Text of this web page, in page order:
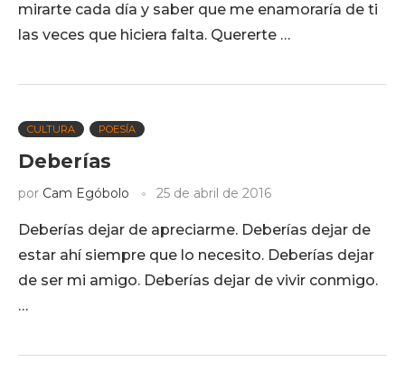
mirarte cada día y saber que me enamoraría de ti
las veces que hiciera falta. Quererte …
CULTURA POESÍA
Deberías
por Cam Egóbolo 25 de abril de 2016
Deberías dejar de apreciarme. Deberías dejar de
estar ahí siempre que lo necesito. Deberías dejar
de ser mi amigo. Deberías dejar de vivir conmigo.
…